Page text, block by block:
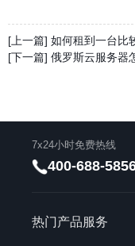
[上一篇] 如何租到一台比
[下一篇] 俄罗斯云服务器
7x24小时免费热线
400-688-
热门产品服务